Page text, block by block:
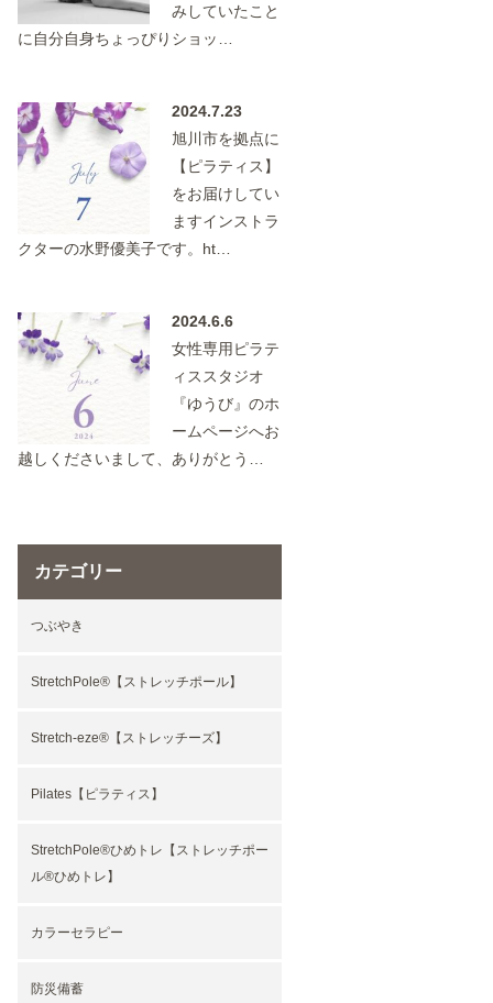
みしていたこと
に自分自身ちょっぴりショッ…
2024.7.23
旭川市を拠点に
【ピラティス】
をお届けしてい
ますインストラ
クターの水野優美子です。ht…
2024.6.6
女性専用ピラテ
ィススタジオ
『ゆうび』のホ
ームページへお
越しくださいまして、ありがとう…
カテゴリー
つぶやき
StretchPole®︎【ストレッチポール】
Stretch-eze®︎【ストレッチーズ】
Pilates【ピラティス】
StretchPole®︎ひめトレ【ストレッチポー
ル®︎ひめトレ】
カラーセラピー
防災備蓄